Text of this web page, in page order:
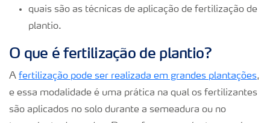
quais são as técnicas de aplicação de fertilização de
plantio.
O que é fertilização de plantio?
A fertilização pode ser realizada em grandes plantações,
e essa modalidade é uma prática na qual os fertilizantes
são aplicados no solo durante a semeadura ou no